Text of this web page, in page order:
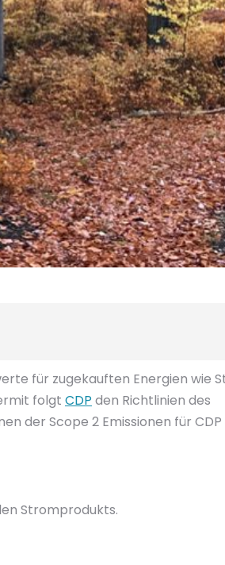
für zugekauften Energien wie
folgt CDP den Richtlinien des
der Scope 2 Emissionen für
Stromprodukts.